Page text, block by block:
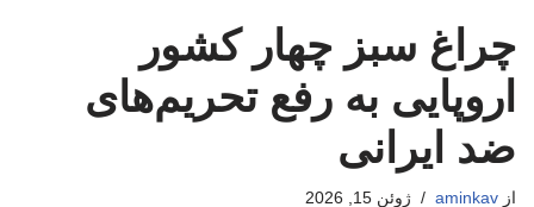
چراغ سبز چهار کشور
اروپایی به رفع تحریم‌های
ضد ایرانی
از aminkav ژوئن 15, 2026